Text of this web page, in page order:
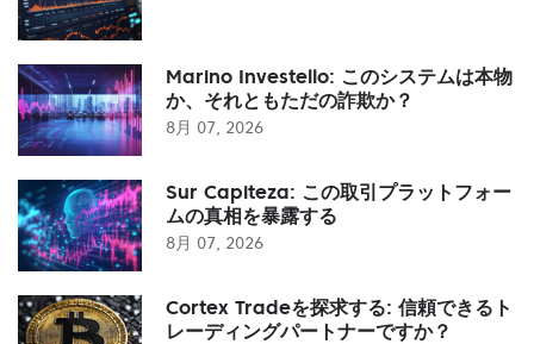
Marino Investello: このシステムは本物
か、それともただの詐欺か？
8月 07, 2026
Sur Capiteza: この取引プラットフォー
ムの真相を暴露する
8月 07, 2026
Cortex Tradeを探求する: 信頼できるト
レーディングパートナーですか？